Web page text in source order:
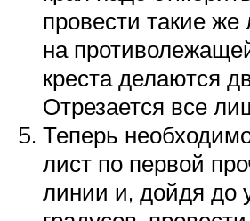
провести такие же
на
креста делаются
Отрезается все
Теперь
лист по первой
линии и, дойдя до